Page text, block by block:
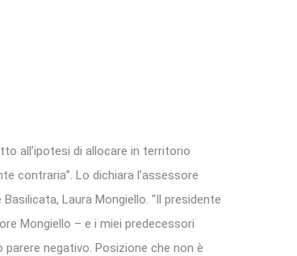
all’ipotesi di allocare in territorio
contraria”. Lo dichiara l’assessore
Laura Mongiello. “Il presidente
Mongiello – e i miei predecessori
negativo. Posizione che non è